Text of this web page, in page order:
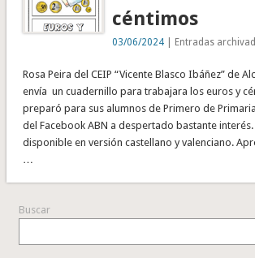
céntimos
03/06/2024 | Entradas
Rosa Peira del CEIP “Vicente Blasco Ibáñez” de
envía un cuadernillo para trabajara los euros y
preparó para sus alumnos de Primero de
del Facebook ABN a despertado bastante interés.
disponible en versión castellano y valenciano.
…
Buscar